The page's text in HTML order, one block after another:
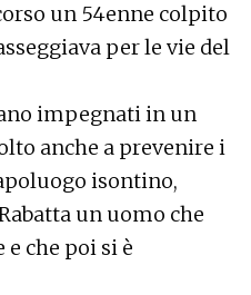
un 54enne colpito
per le vie del
impegnati in un
anche a prevenire i
isontino,
un uomo che
che poi si è